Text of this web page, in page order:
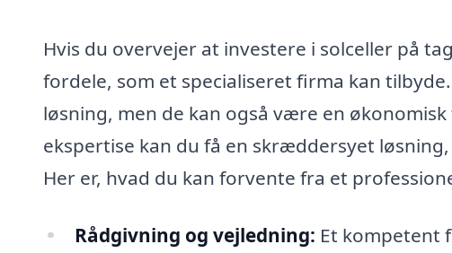
Hvis du overvejer at investere i solceller på
fordele, som et specialiseret firma kan
løsning, men de kan også være en
ekspertise kan du få en skræddersyet
Her er, hvad du kan forvente fra et
Rådgivning og vejledning: Et kompetent